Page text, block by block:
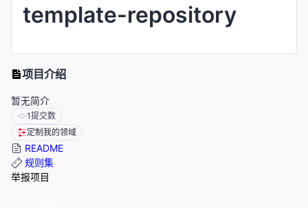
template-repository
项目介绍
暂无简介
1提交数
定制我的领域
README
规则集
举报项目